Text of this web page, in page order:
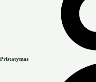
Pristatymas